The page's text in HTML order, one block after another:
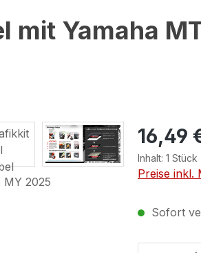
Yamaha
16,49
Inhalt: 1 Stück
Preise inkl.
Sofort